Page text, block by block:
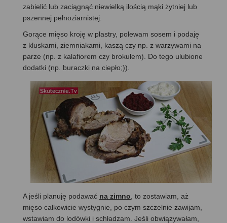
zabielić lub zaciągnąć niewielką ilością mąki żytniej lub
pszennej pełnoziarnistej.
Gorące mięso kroję w plastry, polewam sosem i podaję
z kluskami, ziemniakami, kaszą czy np. z warzywami na
parze (np. z kalafiorem czy brokułem). Do tego ulubione
dodatki (np. buraczki na ciepło;)).
A jeśli planuję podawać na zimno , to zostawiam, aż
mięso całkowicie wystygnie, po czym szczelnie zawijam,
wstawiam do lodówki i schładzam. Jeśli obwiązywałam,